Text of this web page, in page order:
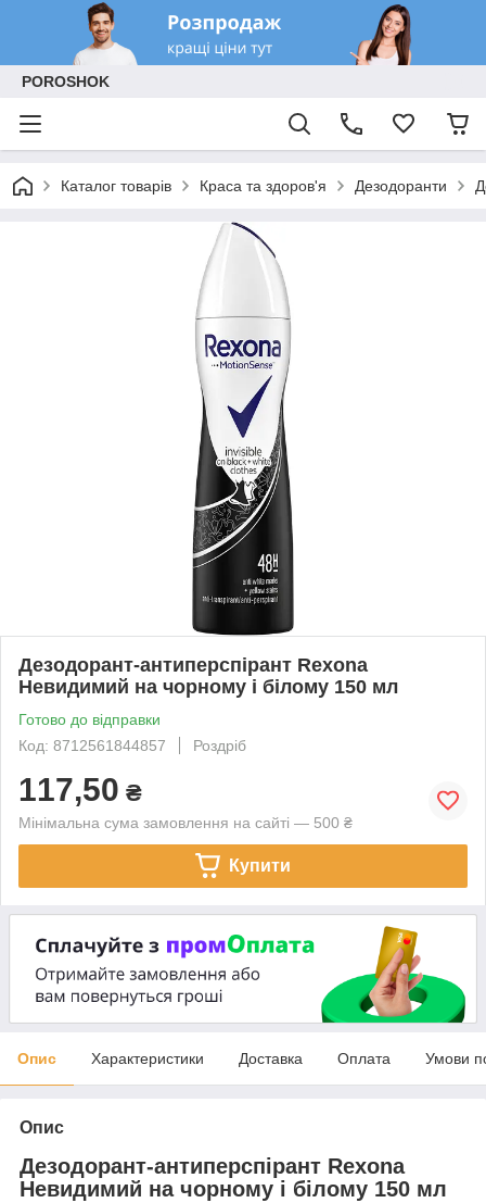
POROSHOK
Каталог товарів Краса та здоров'я Дезодоранти
Дезодорант-антиперспірант Rexona
Невидимий на чорному і білому 150 мл
Готово до відправки
Код: 8712561844857
Роздріб
117,50 ₴
Мінімальна сума замовлення на сайті — 500 ₴
Купити
Опис Характеристики Доставка Оплата Умови
Опис
Дезодорант-антиперспірант Rexona
Невидимий на чорному і білому 150 мл